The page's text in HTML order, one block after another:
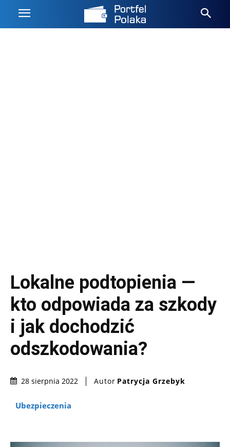
Lokalne podtopienia —
kto odpowiada za szkody
i jak dochodzić
odszkodowania?
28 sierpnia 2022 Autor Patrycja Grzebyk
Ubezpieczenia